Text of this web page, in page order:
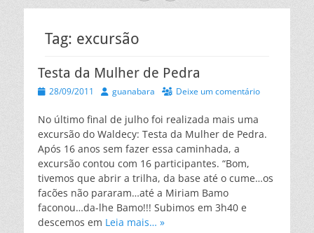
Tag: excursão
Testa da Mulher de Pedra
Posted
28/09/2011 Autorguanabara Deixe um comentário
No último final de julho foi realizada mais uma
excursão do Waldecy: Testa da Mulher de Pedra.
Após 16 anos sem fazer essa caminhada, a
excursão contou com 16 participantes. “Bom,
tivemos que abrir a trilha, da base até o cume…os
facões não pararam…até a Miriam Bamo
faconou…da-lhe Bamo!!! Subimos em 3h40 e
descemos em Leia mais… »